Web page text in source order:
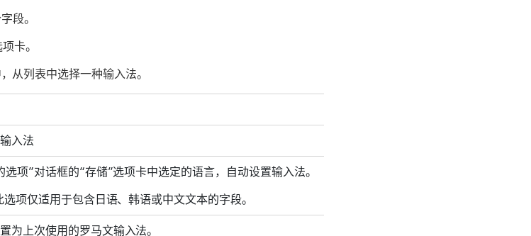
段。
卡。
从列表中选择一种输入法。
入法
选项”对话框的“存储”选项卡中选定的语言，自动设置输入法。
项仅适用于包含日语、韩语或中文文本的字段。
为上次使用的罗马文输入法。